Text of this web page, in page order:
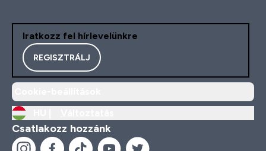
Iratkozz fel hírlevelünkre
REGISZTRÁLJ
Csatlakozz hozzánk